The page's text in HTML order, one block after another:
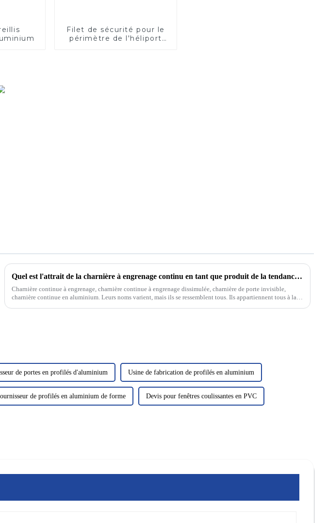
Filet de sécurité pour le
périmètre de l'héliport
Quel est l'attrait de la charnière à engrenage continu en tant que produit de la tendance de développement de l'époque ?
Charnière continue à engrenage, charnière continue à engrenage dissimulée, charnière de porte invisible,
charnière continue en aluminium. Leurs noms varient, mais ils se ressemblent tous. Ils appartiennent tous à la
de portes en profilés d'aluminium Usine de fabrication de profilés en aluminium
de profilés en aluminium de forme Devis pour fenêtres coulissantes en PVC